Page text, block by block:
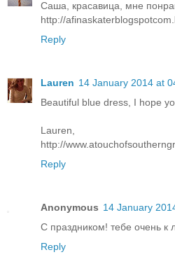
Саша, красавица, мне
http://
Reply
Lauren 14 January 2014 at
Beautiful blue dress, I hope
Lauren,
http://
Reply
Anonymous 14 January
C праздником! тебе очень к
Reply